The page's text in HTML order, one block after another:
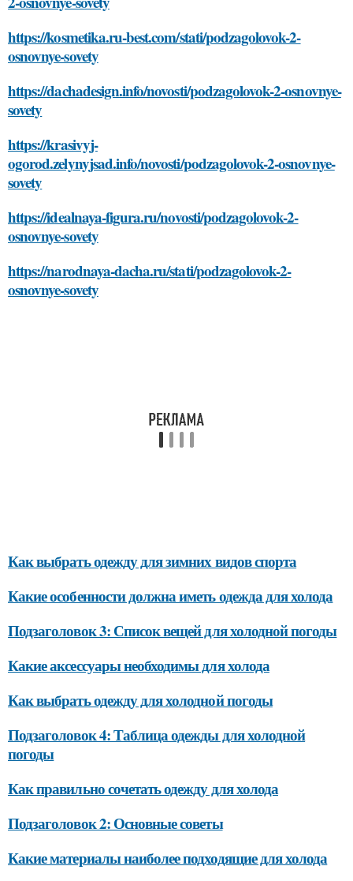
https://kosmetika.ru-best.com/stati/podzagolovok-2-
osnovnye-sovety
https://dachadesign.info/novosti/podzagolovok-2-osnovnye-
sovety
https://krasivyj-
ogorod.zelynyjsad.info/novosti/podzagolovok-2-osnovnye-
sovety
https://idealnaya-figura.ru/novosti/podzagolovok-2-
osnovnye-sovety
https://narodnaya-dacha.ru/stati/podzagolovok-2-
osnovnye-sovety
Как выбрать одежду для зимних видов спорта
Какие особенности должна иметь одежда для холода
Подзаголовок 3: Список вещей для холодной погоды
Какие аксессуары необходимы для холода
Как выбрать одежду для холодной погоды
Подзаголовок 4: Таблица одежды для холодной
погоды
Как правильно сочетать одежду для холода
Подзаголовок 2: Основные советы
Какие материалы наиболее подходящие для холода